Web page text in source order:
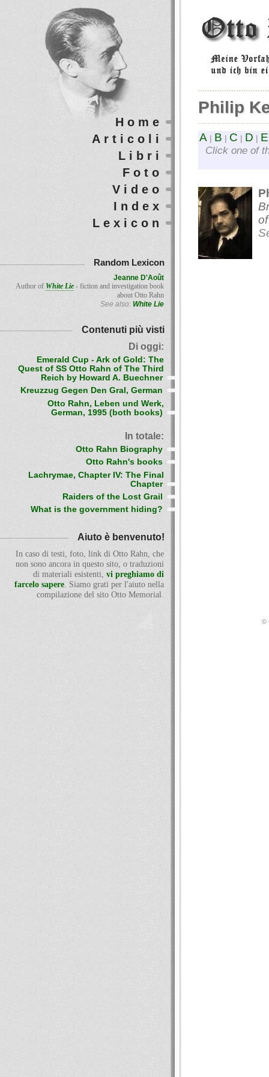
Philip
A B C D E
Click one of
Home
Articoli
Libri
Foto
Video
Index
Lexicon
Random Lexicon
Jeanne D'Août
Author of White Lie- fiction and investigation book
about Otto Rahn
See also: White Lie
Contenuti più visti
Di oggi:
Emerald Cup - Ark of Gold: The
Quest of SS Otto Rahn of The Third
Reich by Howard A. Buechner
Kreuzzug Gegen Den Gral, German
Otto Rahn, Leben und Werk,
German, 1995 (both books)
In totale:
Otto Rahn Biography
Otto Rahn's books
Lachrymae, Chapter IV: The Final
Chapter
Raiders of the Lost Grail
What is the government hiding?
Aiuto è benvenuto!
In caso di testi, foto, link di Otto Rahn, che
non sono ancora in questo sito, o traduzioni
di materiali esistenti, vi preghiamo di
farcelo sapere. Siamo grati per l'aiuto nella
compilazione del sito Otto Memorial.
©